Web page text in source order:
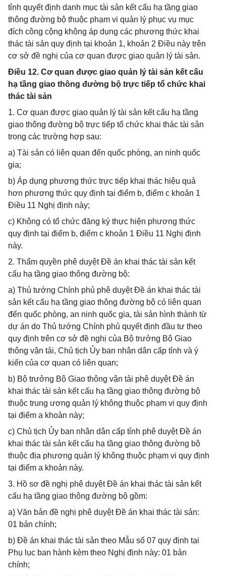
tỉnh quyết định danh mục tài sản kết cấu hạ tầng giao
thông đường bộ thuộc phạm vi quản lý phục vụ mục
đích công cộng không áp dụng các phương thức khai
thác tài sản quy định tại khoản 1, khoản 2 Điều này trên
cơ sở đề nghị của cơ quan được giao quản lý tài sản.
Điều 12. Cơ quan được giao quản lý tài sản kết cấu
hạ tầng giao thông đường bộ trực tiếp tổ chức khai
thác tài sản
1. Cơ quan được giao quản lý tài sản kết cấu hạ tầng
giao thông đường bộ trực tiếp tổ chức khai thác tài sản
trong các trường hợp sau:
a) Tài sản có liên quan đến quốc phòng, an ninh quốc
gia;
b) Áp dụng phương thức trực tiếp khai thác hiệu quả
hơn phương thức quy định tại điểm b, điểm c khoản 1
Điều 11 Nghị định này;
c) Không có tổ chức đăng ký thực hiện phương thức
quy định tại điểm b, điểm c khoản 1 Điều 11 Nghị định
này.
2. Thẩm quyền phê duyệt Đề án khai thác tài sản kết
cấu hạ tầng giao thông đường bộ:
a) Thủ tướng Chính phủ phê duyệt Đề án khai thác tài
sản kết cấu hạ tầng giao thông đường bộ có liên quan
đến quốc phòng, an ninh quốc gia, tài sản hình thành từ
dự án do Thủ tướng Chính phủ quyết định đầu tư theo
quy định trên cơ sở đề nghị của Bộ trưởng Bộ Giao
thông vận tải, Chủ tịch Ủy ban nhân dân cấp tỉnh và ý
kiến của cơ quan có liên quan;
b) Bộ trưởng Bộ Giao thông vận tải phê duyệt Đề án
khai thác tài sản kết cấu hạ tầng giao thông đường bộ
thuộc trung ương quản lý không thuộc phạm vi quy định
tại điểm a khoản này;
c) Chủ tịch Ủy ban nhân dân cấp tỉnh phê duyệt Đề án
khai thác tài sản kết cấu hạ tầng giao thông đường bộ
thuộc địa phương quản lý không thuộc phạm vi quy định
tại điểm a khoản này.
3. Hồ sơ đề nghị phê duyệt Đề án khai thác tài sản kết
cấu hạ tầng giao thông đường bộ gồm:
a) Văn bản đề nghị phê duyệt Đề án khai thác tài sản:
01 bản chính;
b) Đề án khai thác tài sản theo Mẫu số 07 quy định tại
Phụ lục ban hành kèm theo Nghị định này: 01 bản
chính;